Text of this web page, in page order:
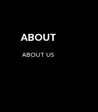
ABOUT
ABOUT US